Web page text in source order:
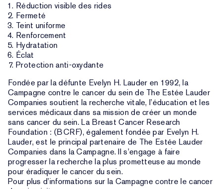
Réduction visible des rides
Fermeté
Teint uniforme
Renforcement
Hydratation
Éclat
Protection anti-oxydante
Fondée par la défunte Evelyn H. Lauder en 1992, la
Campagne contre le cancer du sein de The Estée Lauder
Companies soutient la recherche vitale, l’éducation et les
services médicaux dans sa mission de créer un monde
sans cancer du sein. La Breast Cancer Research
Foundation : (BCRF), également fondée par Evelyn H.
Lauder, est le principal partenaire de The Estée Lauder
Companies dans la Campagne. Il s’engage à faire
progresser la recherche la plus prometteuse au monde
pour éradiquer le cancer du sein.
Pour plus d’informations sur la Campagne contre le cancer